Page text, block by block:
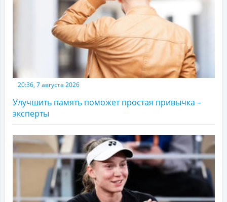
20:36, 7 августа 2026
Улучшить память поможет простая привычка –
эксперты